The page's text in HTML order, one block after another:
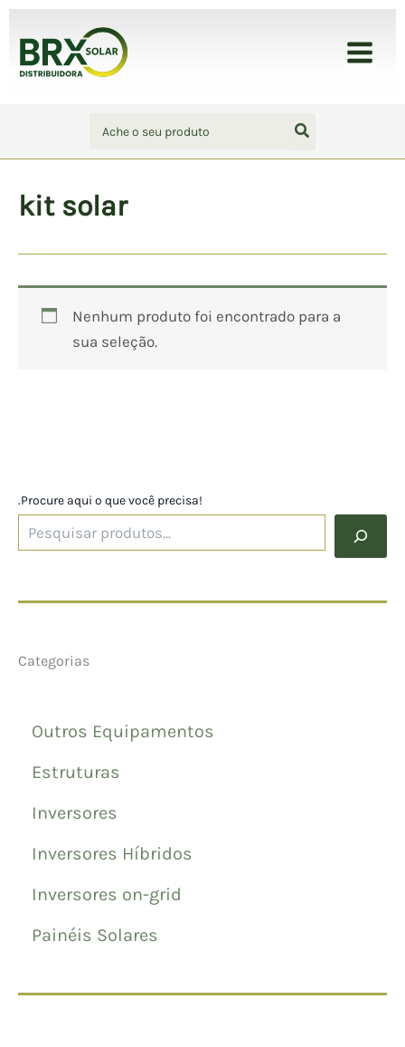
para
.Procure aqui o que você precisa!
Categorias
Outros Equipamentos
Estruturas
Inversores
Inversores Híbridos
Inversores on-grid
Painéis Solares
kit solar
Nenhum produto foi encontrado para a
sua seleção.